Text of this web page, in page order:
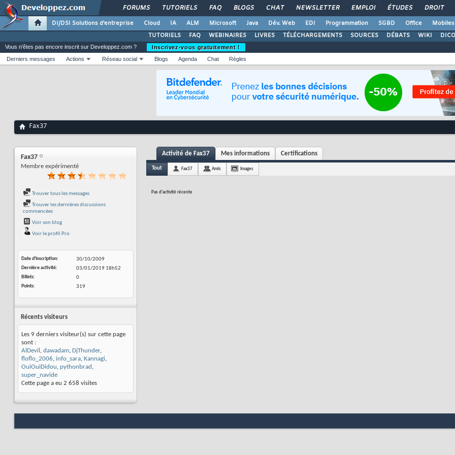
FORUMS TUTORIELS FAQ BLOGS CHAT NEWSLETTER EMPLOI ÉTUDES DROIT
DI/DSI Solutions d'entreprise Cloud IA ALM Microsoft Java Dév. Web EDI Programmation SGBD Office Mobiles
TUTORIELS
FAQ WEBINAIRES LIVRES TÉLÉCHARGEMENTS SOURCES DÉBATS WIKI DICO
Vous n'êtes pas encore inscrit sur Developpez.com ?
Inscrivez-vous gratuitement !
Derniers messages
Actions Réseau social Blogs Agenda Chat Règles
Fax37
Fax37
Membre expérimenté
Trouver tous les messages
Trouver les dernières discussions
commencées
Voir son blog
Voir le profil Pro
Date d'inscription
30/10/2009
Dernière activité
03/01/2019 18h52
Billets
0
Points
319
Récents visiteurs
Les 9 derniers visiteur(s) sur cette page
sont :
AlDevil , dawadam, DjThunder,
floflo_2006, info_sara, Kannagi,
OuiOuiDidou, pythonbrad ,
super_navide
Cette page a eu 2 658 visites
Activité de Fax37 Mes informations Certifications
Tout Fax37 Amis Images
Pas d'activité récente